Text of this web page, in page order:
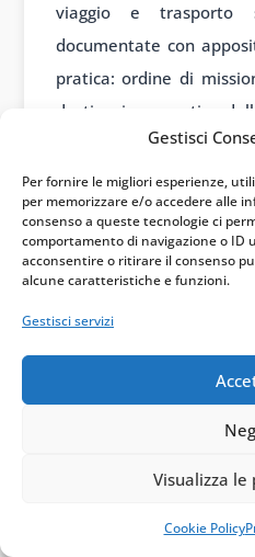
Gestisci
Per fornire le migliori esperienze,
per memorizzare e/o accedere alle
consenso a queste tecnologie ci
comportamento di navigazione o ID
acconsentire o ritirare il consenso
alcune caratteristiche e funzioni.
Gestisci servizi
Visualizza le
Cookie Policy
viaggio e trasporto
documentate con
pratica: ordine di
destinazione, motivo
devono essere
Esempio pratico.
propria auto per
Percorre 3.200
Aci ammesso è €
deduce nei limiti